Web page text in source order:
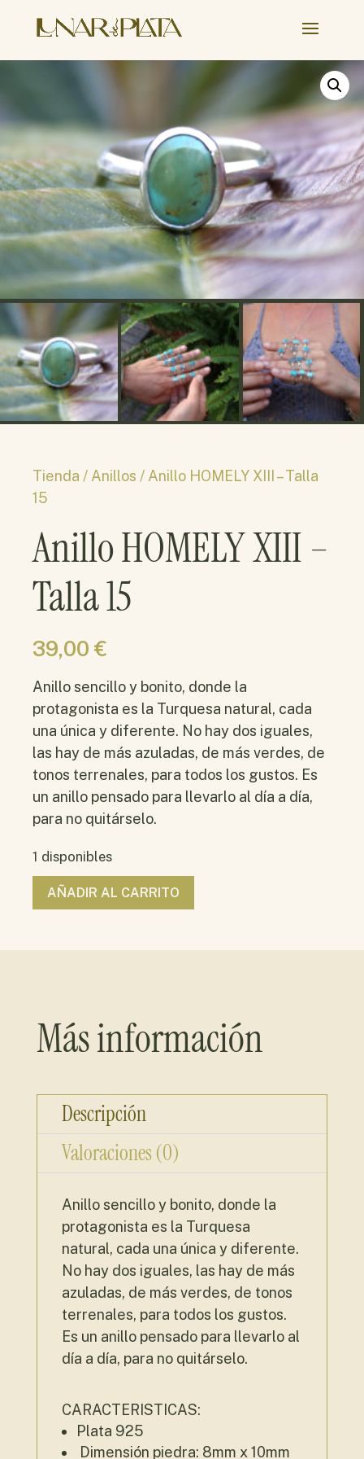
Tienda / Anillos / Anillo HOMELY XIII – Talla
15
Anillo HOMELY XIII –
Talla 15
39,00 €
Anillo sencillo y bonito, donde la
protagonista es la Turquesa natural, cada
una única y diferente. No hay dos iguales,
las hay de más azuladas, de más verdes, de
tonos terrenales, para todos los gustos. Es
un anillo pensado para llevarlo al día a día,
para no quitárselo.
1 disponibles
AÑADIR AL CARRITO
Más información
Descripción
Valoraciones (0)
Anillo sencillo y bonito, donde la
protagonista es la Turquesa
natural, cada una única y diferente.
No hay dos iguales, las hay de más
azuladas, de más verdes, de tonos
terrenales, para todos los gustos.
Es un anillo pensado para llevarlo al
día a día, para no quitárselo.
CARACTERISTICAS:
Plata 925
Dimensión piedra: 8mm x 10mm